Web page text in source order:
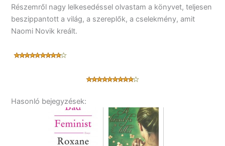
Részemről nagy lelkesedéssel olvastam a könyvet, teljesen
beszippantott a világ, a szereplők, a cselekmény, amit
Naomi Novik kreált.
Hasonló bejegyzések: